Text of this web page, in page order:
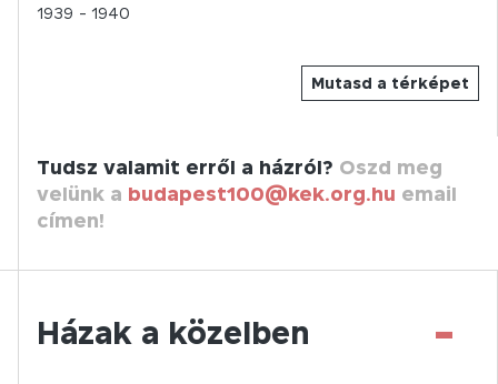
Mutasd a térképet
1939 - 1940
Tudsz valamit erről a házról? Oszd meg
velünk a budapest100@kek.org.hu email
címen!
Házak a közelben -